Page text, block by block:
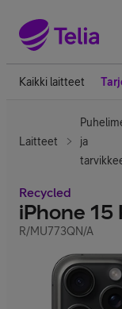
Kaikki laitteet
Laitteet
ja
Recycled
iPhone 15
R/MU773QN/A